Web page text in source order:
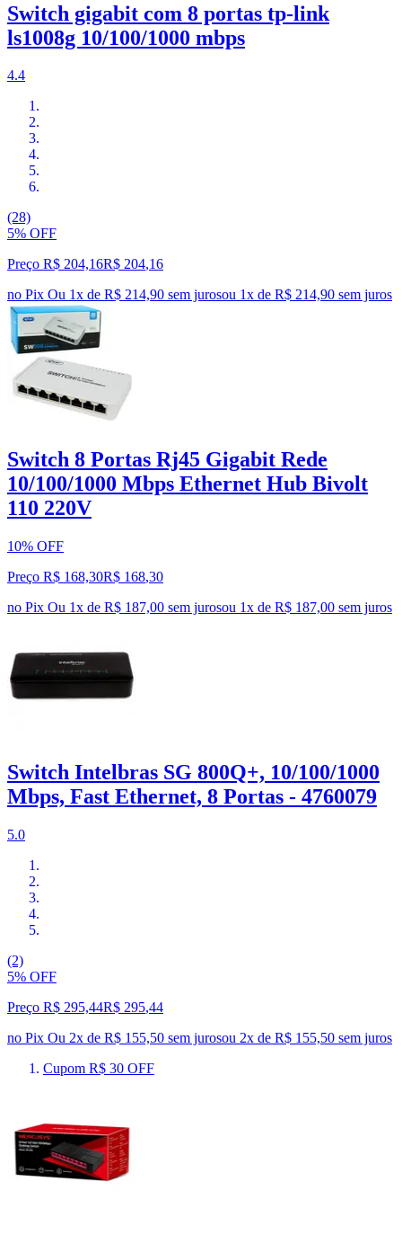
Switch gigabit com 8 portas tp-link
ls1008g 10/100/1000 mbps
4.4
(28)
5% OFF
Preço R$ 204,16R$ 204,16
no Pix Ou 1x de R$ 214,90 sem jurosou 1x de R$ 214,90 sem juros
Switch 8 Portas Rj45 Gigabit Rede
10/100/1000 Mbps Ethernet Hub Bivolt
110 220V
10% OFF
Preço R$ 168,30R$ 168,30
no Pix Ou 1x de R$ 187,00 sem jurosou 1x de R$ 187,00 sem juros
Switch Intelbras SG 800Q+, 10/100/1000
Mbps, Fast Ethernet, 8 Portas - 4760079
5.0
(2)
5% OFF
Preço R$ 295,44R$ 295,44
no Pix Ou 2x de R$ 155,50 sem jurosou 2x de R$ 155,50 sem juros
Cupom R$ 30 OFF